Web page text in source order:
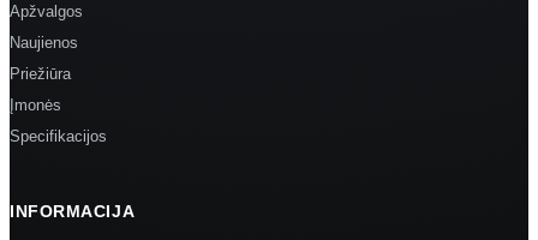
Apžvalgos
Naujienos
Priežiūra
Įmonės
Specifikacijos
INFORMACIJA